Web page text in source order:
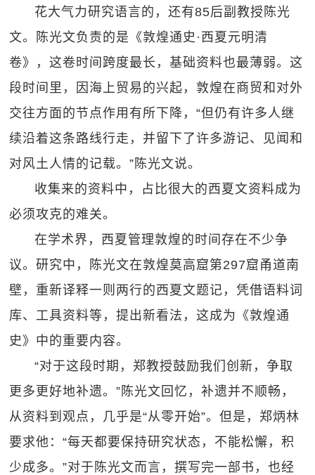
花大气力研究语言的，还有85后副教授陈光
文。陈光文负责的是《敦煌通史·西夏元明清
卷》，这卷时间跨度最长，基础资料也最薄弱。这
段时间里，因海上贸易的兴起，敦煌在商贸和对外
交往方面的节点作用有所下降，“但仍有许多人继
续沿着这条路线行走，并留下了许多游记、见闻和
对风土人情的记载。”陈光文说。
收集来的资料中，占比很大的西夏文资料成为
必须攻克的难关。
在学术界，西夏管理敦煌的时间存在不少争
议。研究中，陈光文在敦煌莫高窟第297窟甬道南
壁，重新译释一则两行的西夏文题记，凭借语料词
库、工具资料等，提出新看法，这成为《敦煌通
史》中的重要内容。
“对于这段时期，郑教授鼓励我们创新，争取
更多更好地补遗。”陈光文回忆，补遗并不顺畅，
从资料到观点，几乎是“从零开始”。但是，郑炳林
要求他：“每天都要保持研究状态，不能松懈，积
少成多。”对于陈光文而言，撰写完一部书，也经